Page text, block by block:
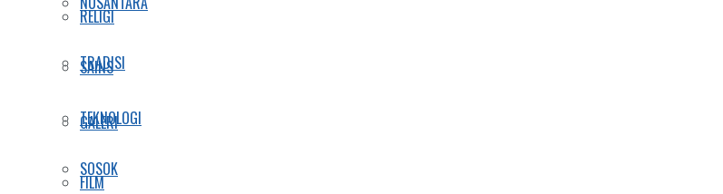
RELIGI
SAINS
TEKNOLOGI
SOSOK
TRADISI
GALERI
FILM